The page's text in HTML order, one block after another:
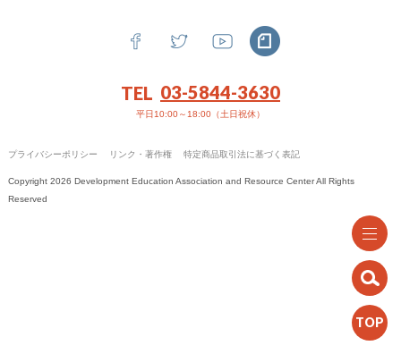
お問い合わせ
TOP
TEL 03-5844-3630
平日10:00～18:00（土日祝休）
プライバシーポリシー リンク・著作権 特定商品取引法に基づく表記
Copyright 2026 Development Education Association and Resource Center All Rights
Reserved